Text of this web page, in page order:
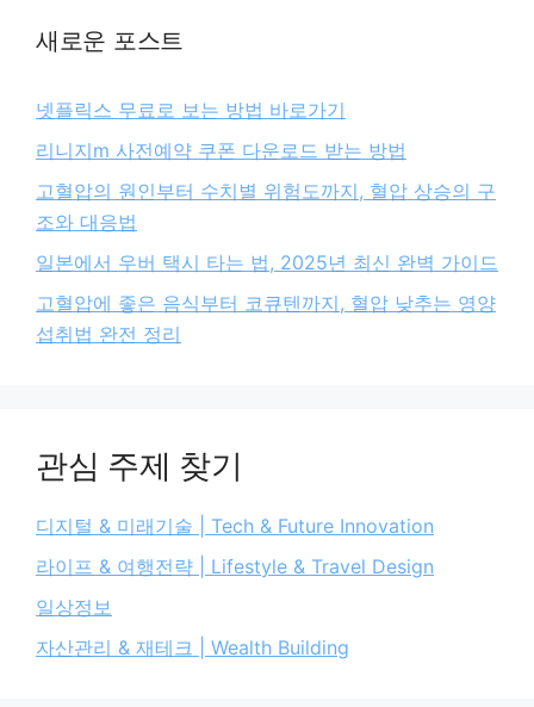
새로운 포스트
넷플릭스 무료로 보는 방법 바로가기
리니지m 사전예약 쿠폰 다운로드 받는 방법
고혈압의 원인부터 수치별 위험도까지, 혈압 상승의 구
조와 대응법
일본에서 우버 택시 타는 법, 2025년 최신 완벽 가이드
고혈압에 좋은 음식부터 코큐텐까지, 혈압 낮추는 영양
섭취법 완전 정리
관심 주제 찾기
디지털 & 미래기술 | Tech & Future Innovation
라이프 & 여행전략 | Lifestyle & Travel Design
일상정보
자산관리 & 재테크 | Wealth Building